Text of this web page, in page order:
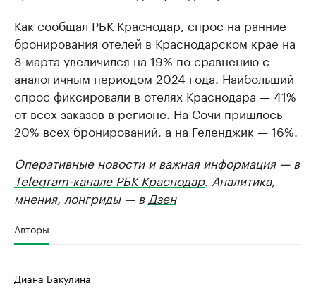
Как сообщал РБК Краснодар , спрос на ранние
бронирования отелей в Краснодарском крае на
8 марта увеличился на 19% по сравнению с
аналогичным периодом 2024 года. Наибольший
спрос фиксировали в отелях Краснодара — 41%
от всех заказов в регионе. На Сочи пришлось
20% всех бронирований, а на Геленджик — 16%.
Оперативные новости и важная информация — в
Telegram-канале РБК Краснодар. Аналитика,
мнения, лонгриды — в Дзен
Авторы
Диана Бакулина